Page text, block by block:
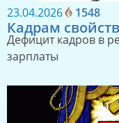
23.04.2026 1548
Кадрам
Дефицит кадров в
зарплаты